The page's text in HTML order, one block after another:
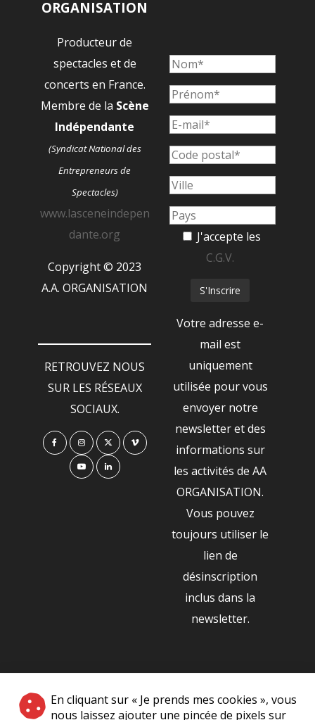
En cliquant sur « Je prends mes cookies », vous
nous laissez ajouter une pincée de pixels sur
ORGANISATION
Producteur de
spectacles et de
concerts en France.
Membre de la Scène
Indépendante
(Syndicat National des
Entrepreneurs de
Spectacles)
www.lasceneindepen
dante.org
Copyright © 2023
A.A. ORGANISATION
RETROUVEZ NOUS
SUR LES RÉSEAUX
SOCIAUX.
J'accepte les
C.G.V.
Votre adresse e-
mail est
uniquement
utilisée pour vous
envoyer notre
newsletter et des
informations sur
les activités de AA
ORGANISATION.
Vous pouvez
toujours utiliser le
lien de
désinscription
inclus dans la
newsletter.
NOS PARTENAIRES
|